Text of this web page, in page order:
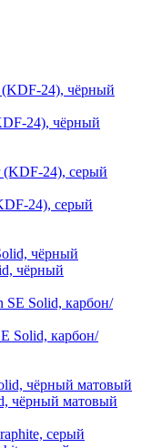
24), чёрный
24), серый
чёрный
Solid, карбон/
чёрный матовый